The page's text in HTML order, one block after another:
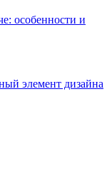
особенности и
элемент дизайна